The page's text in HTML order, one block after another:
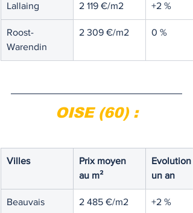
Lallaing 2 119 €/m2 +2 %
Roost-
Warendin
2 309 €/m2 0 %
OISE (60) :
Villes
Prix moyen
au m²
Evolution
un an
Beauvais 2 485 €/m2 +2 %